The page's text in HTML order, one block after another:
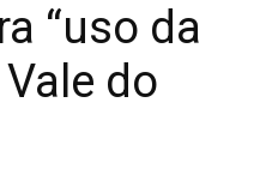
“uso da
do